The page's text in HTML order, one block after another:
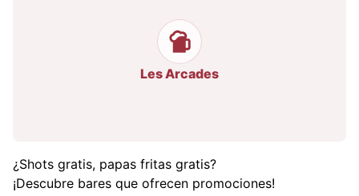
Les Arcades
¿Shots gratis, papas fritas gratis?
¡Descubre bares que ofrecen promociones!